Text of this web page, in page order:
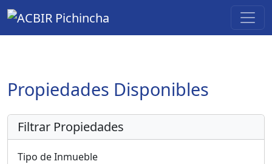
Propiedades Disponibles
Filtrar Propiedades
Tipo de Inmueble